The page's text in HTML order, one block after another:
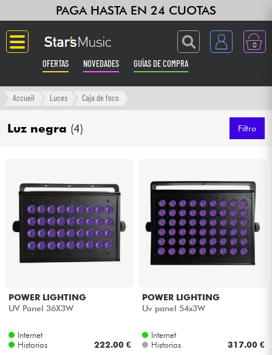
PAGA HASTA EN 24 CUOTAS
0
OFERTAS NOVEDADES GUÍAS DE COMPRA
Langue
Guitarras & Bajos
Pianos
Sintetizadores & samplers
Grabación
DJ
Accueil Luces Caja de foco
Luz negra (4) Filtro
POWER LIGHTING
UV Panel 36X3W
Internet
Historias
222.00 €
POWER LIGHTING
Uv panel 54x3W
Internet
Historias
317.00 €